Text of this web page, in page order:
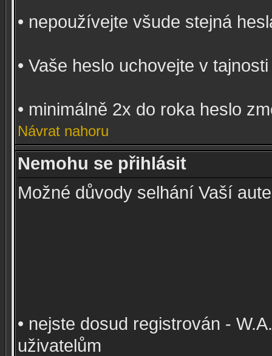
• nepoužívejte všude stejná
• Vaše heslo uchovejte v tajnosti
• minimálně 2x do roka heslo
Návrat nahoru
Nemohu se přihlásit
Možné důvody selhání Vaší
• nejste dosud registrován -
uživatelům